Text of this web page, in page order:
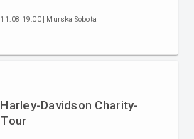
11.08 19:00 | Murska Sobota
Harley-Davidson Charity-
Tour